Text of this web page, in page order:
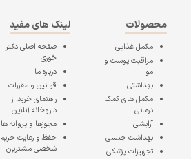
محصولات
مکمل غذایی
مراقبت پوست و
مو
بهداشتی
مکمل های کمک
درمانی
آرایشی
بهداشت جنسی
تجهیزات پزشکی
لینک های مفید
صفحه اصلیدکتر
خوری
درباره ما
قوانین و مقررات
راهنمای خرید از
داروخانه آنلاین
مجوزها و پروانه ها
حفظ و رعایت حریم
شخصی مشتریان